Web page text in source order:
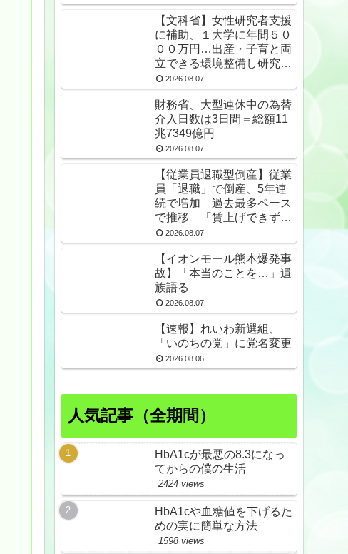
1650人★2
【文科省】女性研究者支援
に補助、１大学に年間５０
００万円…出産・子育と両
立できる環境整備し研究力
底上げ
2026.08.07
財務省、大型連休中の為替
介入日数は3日間＝総額11
兆7349億円
2026.08.07
【従業員退職型倒産】従業
員「退職」で倒産、5年連
続で増加 過去最多ペース
で推移 「賃上げできず」
倒産も発生
2026.08.07
【イオンモール熊本爆発事
故】「本当のことを…」遺
族語る
2026.08.07
【速報】れいわ新選組、
「いのちの党」に党名変更
2026.08.06
人気記事（全期間）
HbA1cが最悪の8.3になっ
てからの僕の生活
2424 views
HbA1cや血糖値を下げるた
めの実に簡単な方法
1598 views